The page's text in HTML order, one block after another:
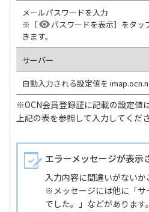
メールパスワードを入力
※［
パスワードを表示］をタッ
きます。
サーバー
自動入力される設定値を
※OCN会員登録証に記載の設定値
上記の表を参照して入力してくださ
エラーメッセージが表示
入力内容に間違いがないか
※メッセージには他に「サ
でした。」などがあります。